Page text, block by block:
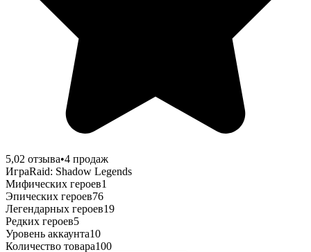
5,02 отзыва•4 продаж
ИграRaid: Shadow Legends
Мифических героев1
Эпических героев76
Легендарных героев19
Редких героев5
Уровень аккаунта10
Количество товара100